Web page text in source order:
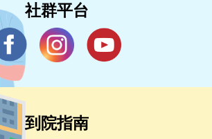
社群平台
到院指南